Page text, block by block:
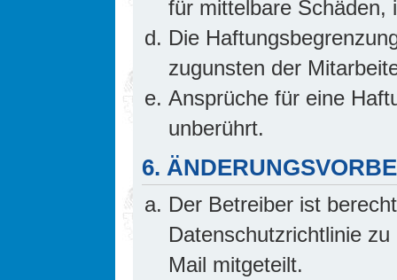
für mittelbare Schäden,
Die
zugunsten der
Ansprüche für eine
unberührt.
6.
Der Betreiber ist
Datenschutzrichtlinie
Mail mitgeteilt.